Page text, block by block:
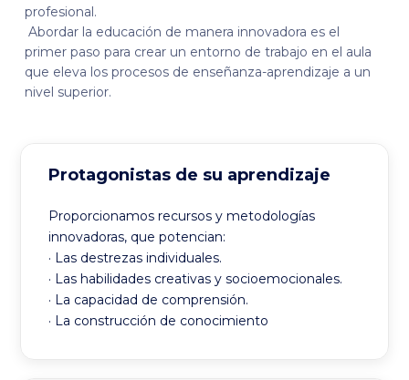
profesional.
Abordar la educación de manera innovadora es el
primer paso para crear un entorno de trabajo en el aula
que eleva los procesos de enseñanza-aprendizaje a un
nivel superior.
Protagonistas de su aprendizaje
Proporcionamos recursos y metodologías
innovadoras, que potencian:
· Las destrezas individuales.
· Las habilidades creativas y socioemocionales.
· La capacidad de comprensión.
· La construcción de conocimiento